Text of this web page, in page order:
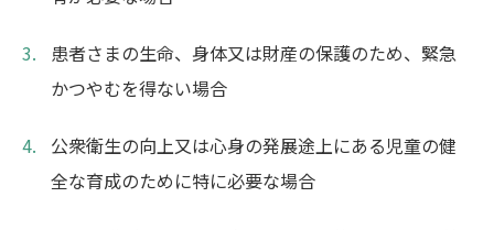
患者さまの生命、身体又は財産の保護のため、緊急
かつやむを得ない場合
公衆衛生の向上又は心身の発展途上にある児童の健
全な育成のために特に必要な場合